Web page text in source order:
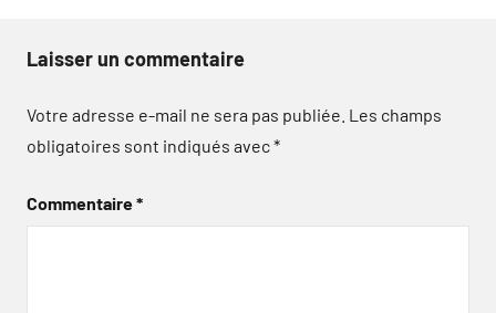
Laisser un commentaire
Votre adresse e-mail ne sera pas publiée. Les champs
obligatoires sont indiqués avec*
Commentaire*